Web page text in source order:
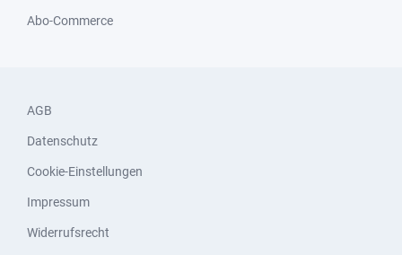
Abo-Commerce
AGB
Datenschutz
Cookie-Einstellungen
Impressum
Widerrufsrecht